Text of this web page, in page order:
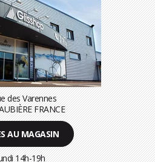
des Varennes
FRANCE
AU MAGASIN
14h-19h